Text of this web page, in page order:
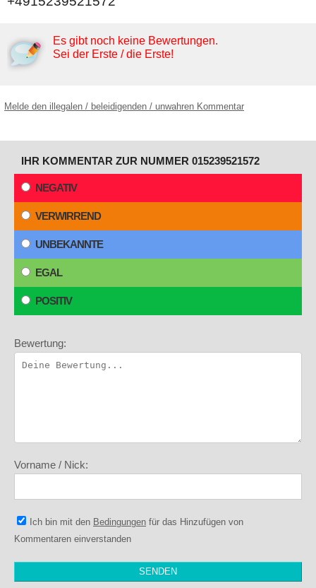
Es gibt noch keine Bewertungen.
Sei der Erste / die Erste!
Melde den illegalen / beleidigenden / unwahren Kommentar
IHR KOMMENTAR ZUR NUMMER 015239521572
NEGATIV
VERWIRREND
UNBEKANNTE
EGAL
POSITIV
Bewertung:
Vorname / Nick:
Ich bin mit den Bedingungen für das Hinzufügen von
Kommentaren einverstanden